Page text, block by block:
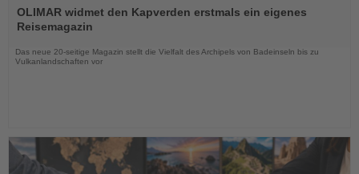
Sie
die
Nachrichten
OLIMAR widmet den Kapverden erstmals ein eigenes
Reisemagazin
Das neue 20-seitige Magazin stellt die Vielfalt des Archipels von Badeinseln bis zu
Vulkanlandschaften vor